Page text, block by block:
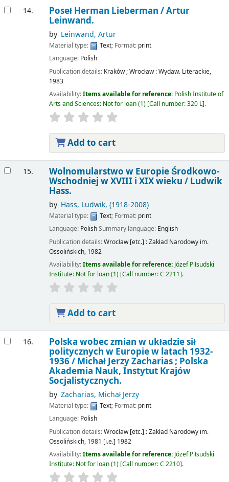
14. Poseł Herman Lieberman /Artur
Leinwand.
by Leinwand, Artur
Material type: Text; Format: print
Language: Polish
Publication details: Kraków ; Wrocław :Wydaw. Literackie,
1983
Availability:Items available for reference: Polish Institute of
Arts and Sciences: Not for loan(1) Call number:320 L .
Add to cart
15. Wolnomularstwo w Europie Środkowo-
Wschodniej w XVIII i XIX wieku / Ludwik
Hass.
by Hass, Ludwik, (1918-2008)
Material type: Text; Format: print
Language: PolishSummary language: English
Publication details:Wrocław [etc.] :Zakład Narodowy im.
Ossolińskich, 1982
Availability:Items available for reference: Józef Piłsudski
Institute: Not for loan(1) Call number:C 2211 .
Add to cart
16. Polska wobec zmian w układzie sił
politycznych w Europie w latach 1932-
1936 / Michał Jerzy Zacharias ; Polska
Akademia Nauk, Instytut Krajów
Socjalistycznych.
by Zacharias, Michał Jerzy
Material type: Text; Format: print
Language: Polish
Publication details:Wrocław [etc.] :Zakład Narodowy im.
Ossolińskich, 1981 [i.e.] 1982
Availability:Items available for reference: Józef Piłsudski
Institute: Not for loan(1) Call number:C 2210 .